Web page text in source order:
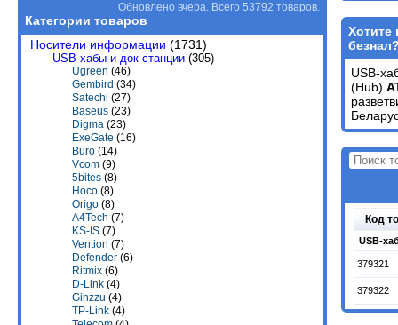
Обновлено вчера. Всего 53792 товаров.
Категории товаров
Носители информации (1731)
USB-хабы и док-станции (305)
Ugreen (46)
Gembird (34)
Satechi (27)
Baseus (23)
Digma (23)
ExeGate (16)
Buro (14)
Vcom (9)
5bites (8)
Hoco (8)
Origo (8)
A4Tech (7)
KS-IS (7)
Vention (7)
Defender (6)
Ritmix (6)
D-Link (4)
Ginzzu (4)
TP-Link (4)
Хотите
USB-
(Hub)
Код
USB-
379321
379322